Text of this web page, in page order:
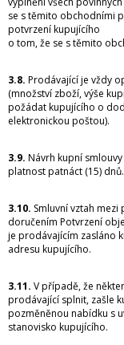
se s těmito obchodními
potvrzení kupujícího
o tom, že se s těmito
3.8. Prodávající je vždy
(množství zboží, výše
požádat kupujícího o
elektronickou poštou).
3.9. Návrh kupní
platnost patnáct (15) dnů.
3.10. Smluvní vztah
doručením Potvrzení
je prodávajícím zasláno
adresu kupujícího.
3.11. V případě, že
prodávající splnit, zašle
pozměněnou nabídku s
stanovisko kupujícího.